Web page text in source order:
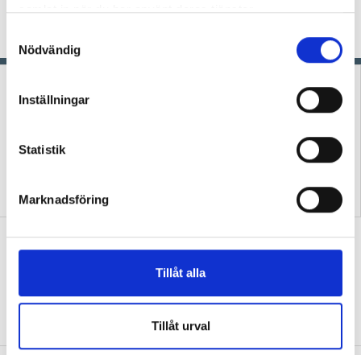
samlat in när du har använt deras tjänster.
Nödvändig
Inställningar
Statistik
Marknadsföring
Tillåt alla
Tillåt urval
framtidstro i förskolan?
grundare kan inte vara tyst
Så skapar Anna band till naturen med
cykeln”